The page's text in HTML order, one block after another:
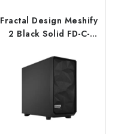
Fractal Design Meshify
2 Black Solid FD-C-